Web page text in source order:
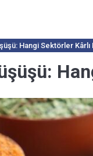
Hangi Sektörler Kârlı